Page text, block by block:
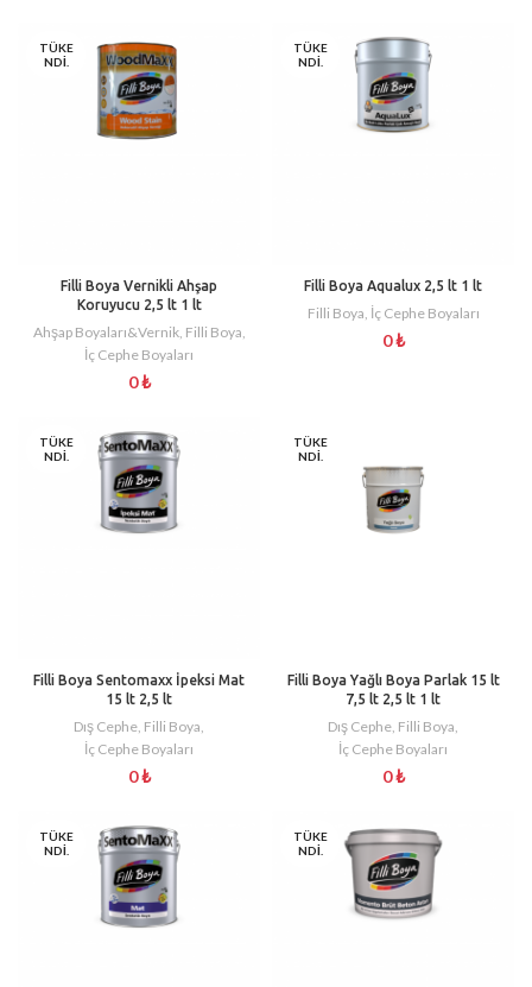
TÜKE
NDI.
Filli Boya Vernikli Ahşap
Koruyucu 2,5 lt 1 lt
Ahşap Boyaları&Vernik, Filli Boya,
İç Cephe Boyaları
0₺
TÜKE
NDI.
Filli Boya Aqualux 2,5 lt 1 lt
Filli Boya, İç Cephe Boyaları
0₺
TÜKE
NDI.
Filli Boya Sentomaxx İpeksi Mat
15 lt 2,5 lt
Dış Cephe, Filli Boya,
İç Cephe Boyaları
0₺
TÜKE
NDI.
Filli Boya Yağlı Boya Parlak 15 lt
7,5 lt 2,5 lt 1 lt
Dış Cephe, Filli Boya,
İç Cephe Boyaları
0₺
TÜKE
NDI.
TÜKE
NDI.